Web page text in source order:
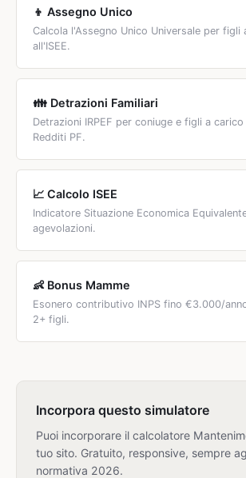
rifiuta offerte di lavoro senza giustificato
dell'inerzia colposa).
👦 Assegno Unico
Calcola l'Assegno Unico Universale per figli
all'ISEE.
👪 Detrazioni Familiari
Detrazioni IRPEF per coniuge e figli a
Redditi PF.
📈 Calcolo ISEE
Indicatore Situazione Economica
agevolazioni.
👶 Bonus Mamme
Esonero contributivo INPS fino €3.000/
2+ figli.
Incorpora questo simulatore
Puoi incorporare il calcolatore
tuo sito. Gratuito, responsive, sempre
normativa 2026.